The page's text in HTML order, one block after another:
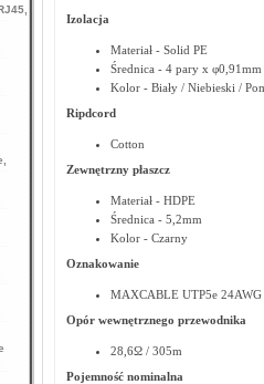
Izolacja
Materiał - Solid PE
Średnica - 4 pary x φ0,91mm
Kolor - Biały / Niebieski /
Ripdcord
Cotton
Zewnętrzny płaszcz
Materiał - HDPE
Średnica - 5,2mm
Kolor - Czarny
Oznakowanie
MAXCABLE UTP5e
Opór wewnętrznego przewodnika
28,6Ω / 305m
Pojemność nominalna